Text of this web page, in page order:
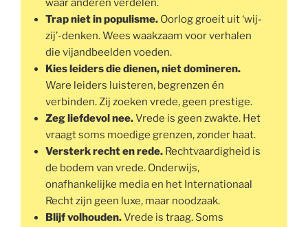
waar anderen verdelen.
Trap niet in populisme.Oorlog groeit uit ‘wij-
zij’-denken. Wees waakzaam voor verhalen
die vijandbeelden voeden.
Kies leiders die dienen, niet domineren.
Ware leiders luisteren, begrenzen én
verbinden. Zij zoeken vrede, geen prestige.
Zeg liefdevol nee.Vrede is geen zwakte. Het
vraagt soms moedige grenzen, zonder haat.
Versterk recht en rede.Rechtvaardigheid is
de bodem van vrede. Onderwijs,
onafhankelijke media en het Internationaal
Recht zijn geen luxe, maar noodzaak.
Blijf volhouden.Vrede is traag. Soms